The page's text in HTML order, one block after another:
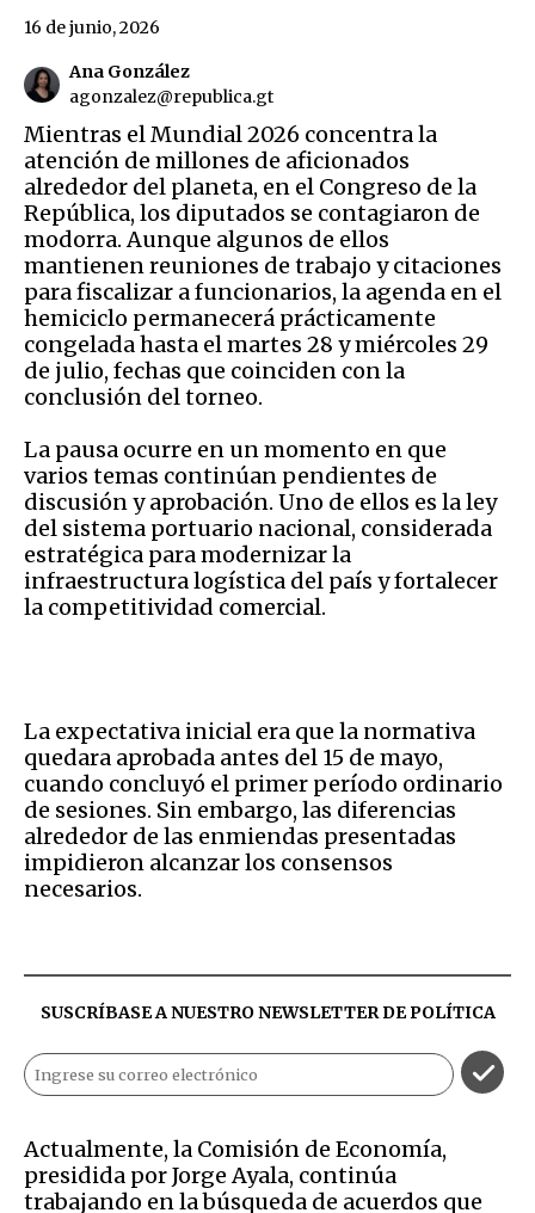
Ana González
agonzalez@republica.gt
16 de junio, 2026
Mientras el Mundial 2026 concentra la
atención de millones de aficionados
alrededor del planeta, en el Congreso de la
República, los diputados se contagiaron de
modorra. Aunque algunos de ellos
mantienen reuniones de trabajo y citaciones
para fiscalizar a funcionarios, la agenda en el
hemiciclo permanecerá prácticamente
congelada hasta el martes 28 y miércoles 29
de julio, fechas que coinciden con la
conclusión del torneo.
La pausa ocurre en un momento en que
varios temas continúan pendientes de
discusión y aprobación. Uno de ellos es la ley
del sistema portuario nacional, considerada
estratégica para modernizar la
infraestructura logística del país y fortalecer
la competitividad comercial.
La expectativa inicial era que la normativa
quedara aprobada antes del 15 de mayo,
cuando concluyó el primer período ordinario
de sesiones. Sin embargo, las diferencias
alrededor de las enmiendas presentadas
impidieron alcanzar los consensos
necesarios.
SUSCRÍBASE A NUESTRO NEWSLETTER DEPOLÍTICA
Actualmente, la Comisión de Economía,
presidida por Jorge Ayala, continúa
trabajando en la búsqueda de acuerdos que